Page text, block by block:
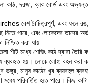
দরজা, ব্লক বোর্ড এবং
বেশ বৈচিত্রপূর্ণ, এবং ফলে রঙ,
নিতে পারে, এবং লোকেদের তাদের
করা যায়
শীট মধ্যে শেভিং কাঠ দ্বারা তৈরি
ব্যবহৃত হয়। লোকে লোহা বহন করা
ভঙ্গুর, মানুষ কাঠের খুব ব্যয়বহুল
মধ্যে পরিবর্তিত হতে পারে। কিছু